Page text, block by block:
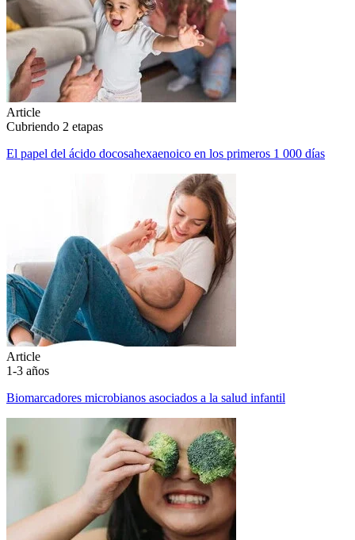
Article
Cubriendo 2 etapas
El papel del ácido docosahexaenoico en los primeros 1 000 días
Article
1-3 años
Biomarcadores microbianos asociados a la salud infantil